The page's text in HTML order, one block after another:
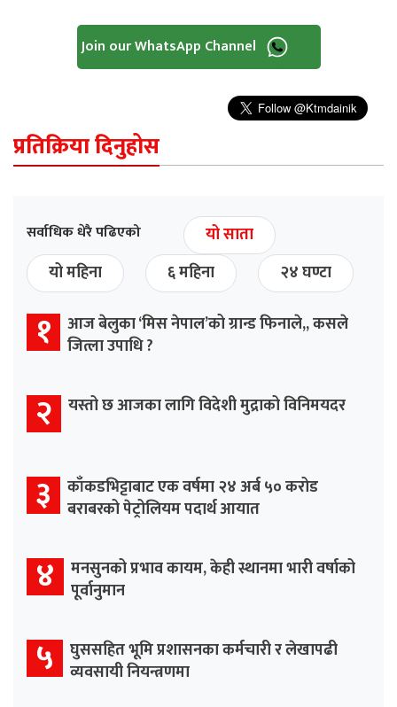
Join our WhatsApp Channel
प्रतिक्रिया दिनुहोस
सर्वाधिक धेरै पढिएको
यो साता
यो महिना
६ महिना २४ घण्टा
१ आज बेलुका ‘मिस नेपाल’को ग्रान्ड फिनाले,, कसले
जित्ला उपाधि ?
२ यस्तो छ आजका लागि विदेशी मुद्राको विनिमयदर
३ काँकडभिट्टाबाट एक वर्षमा २४ अर्ब ५० करोड
बराबरको पेट्रोलियम पदार्थ आयात
४ मनसुनको प्रभाव कायम, केही स्थानमा भारी वर्षाको
पूर्वानुमान
५ घुससहित भूमि प्रशासनका कर्मचारी र लेखापढी
व्यवसायी नियन्त्रणमा